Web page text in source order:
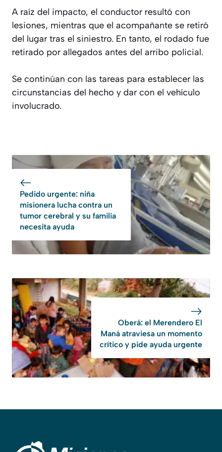
A raíz del impacto, el conductor resultó con
lesiones, mientras que el acompañante se retiró
del lugar tras el siniestro. En tanto, el rodado fue
retirado por allegados antes del arribo policial.
Se continúan con las tareas para establecer las
circunstancias del hecho y dar con el vehículo
involucrado.
Pedido urgente: niña
misionera lucha contra un
tumor cerebral y su familia
necesita ayuda
Oberá: el Merendero El
Maná atraviesa un momento
crítico y pide ayuda urgente